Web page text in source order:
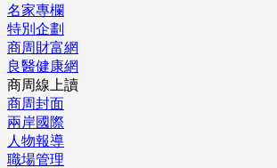
名家專欄
特別企劃
商周財富網
良醫健康網
商周線上讀
商周封面
兩岸國際
人物報導
職場管理